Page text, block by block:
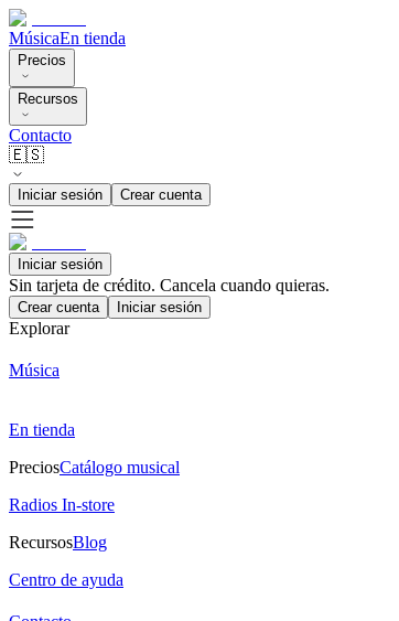
MúsicaEn tienda
Precios
Recursos
Contacto
🇪🇸
Iniciar sesión Crear cuenta
Iniciar sesión
Sin tarjeta de crédito. Cancela cuando quieras.
Crear cuenta Iniciar sesión
Explorar
Música
En tienda
PreciosCatálogo musical
Radios In-store
RecursosBlog
Centro de ayuda